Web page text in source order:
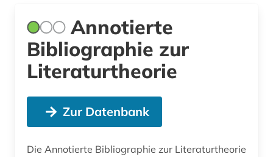
Annotierte
Bibliographie zur
Literaturtheorie
Zur Datenbank
Die Annotierte Bibliographie zur Literaturtheorie